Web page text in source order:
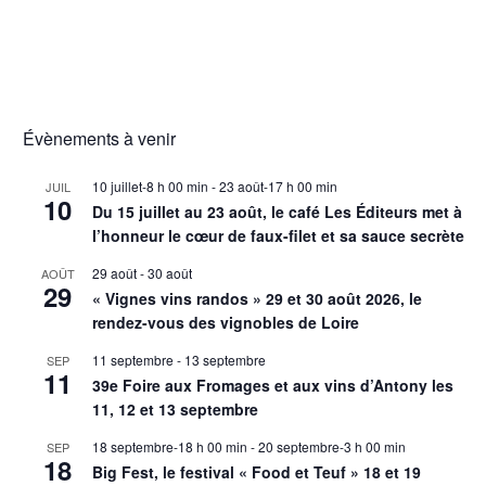
Évènements à venir
JUIL
10
10 juillet-8 h 00 min -23 août-17 h 00 min
Du 15 juillet au 23 août, le café Les Éditeurs met à
l’honneur le cœur de faux-filet et sa sauce secrète
AOÛT
29
29 août-30 août
« Vignes vins randos » 29 et 30 août 2026, le
rendez-vous des vignobles de Loire
SEP
11
11 septembre - 13 septembre
39e Foire aux Fromages et aux vins d’Antony les
11, 12 et 13 septembre
SEP
18
18 septembre-18 h 00 min -20 septembre-3 h 00 min
Big Fest, le festival « Food et Teuf » 18 et 19